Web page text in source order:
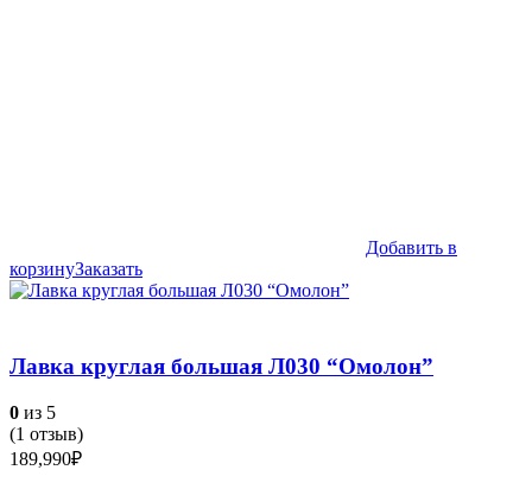
Добавить в
корзинуЗаказать
Лавка круглая большая Л030 “Омолон”
0 из 5
(1 отзыв)
189,990₽